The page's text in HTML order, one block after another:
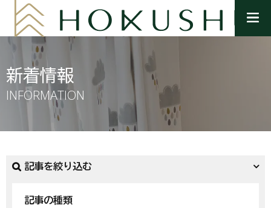
ニ
新着情報
INFORMATION
記事を絞り込む
記事の種類